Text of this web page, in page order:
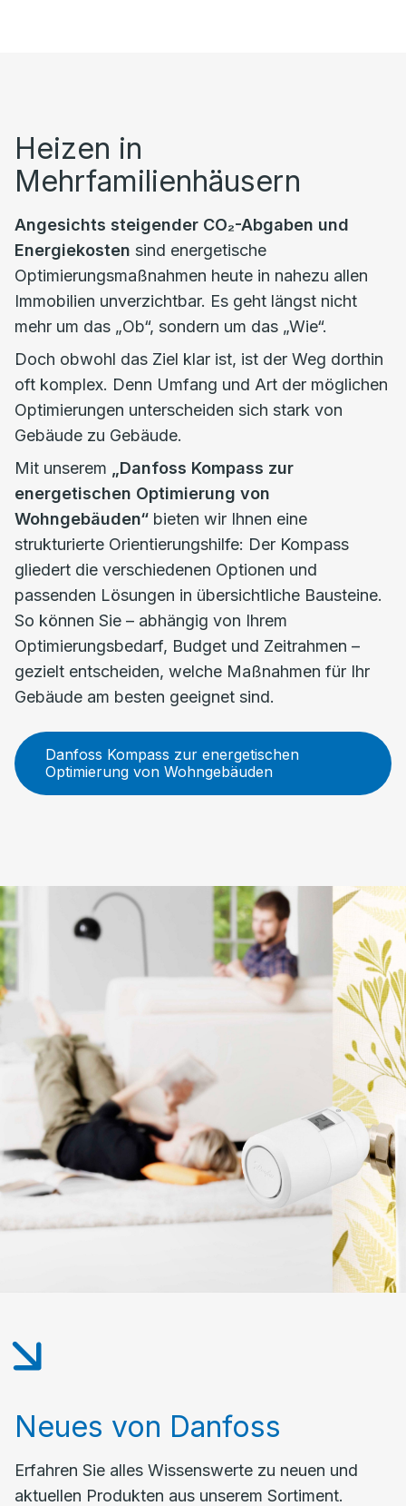
Heizen in
Mehrfamilienhäusern
Angesichts steigender CO₂-Abgaben und
Energiekosten sind energetische
Optimierungsmaßnahmen heute in nahezu allen
Immobilien unverzichtbar. Es geht längst nicht
mehr um das „Ob“, sondern um das „Wie“.
Doch obwohl das Ziel klar ist, ist der Weg dorthin
oft komplex. Denn Umfang und Art der möglichen
Optimierungen unterscheiden sich stark von
Gebäude zu Gebäude.
Mit unserem
„Danfoss Kompass zur
energetischen Optimierung von
Wohngebäuden“ bieten wir Ihnen eine
strukturierte Orientierungshilfe: Der Kompass
gliedert die verschiedenen Optionen und
passenden Lösungen in übersichtliche Bausteine.
So können Sie – abhängig von Ihrem
Optimierungsbedarf, Budget und Zeitrahmen –
gezielt entscheiden, welche Maßnahmen für Ihr
Gebäude am besten geeignet sind.
Danfoss Kompass zur energetischen
Optimierung von Wohngebäuden
Neues von Danfoss
Erfahren Sie alles Wissenswerte zu neuen und
aktuellen Produkten aus unserem Sortiment.